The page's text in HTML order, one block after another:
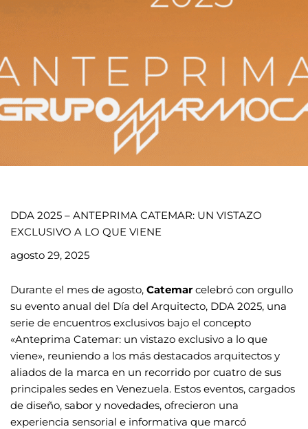
DDA 2025 – ANTEPRIMA CATEMAR: UN VISTAZO
EXCLUSIVO A LO QUE VIENE
agosto 29, 2025
Durante el mes de agosto, Catemarcelebró con orgullo
su evento anual del Día del Arquitecto, DDA 2025, una
serie de encuentros exclusivos bajo el concepto
«Anteprima Catemar: un vistazo exclusivo a lo que
viene», reuniendo a los más destacados arquitectos y
aliados de la marca en un recorrido por cuatro de sus
principales sedes en Venezuela. Estos eventos, cargados
de diseño, sabor y novedades, ofrecieron una
experiencia sensorial e informativa que marcó